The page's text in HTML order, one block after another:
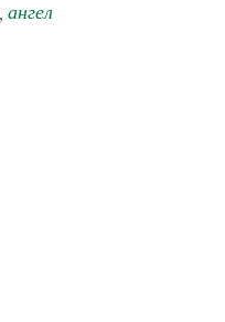
ангел